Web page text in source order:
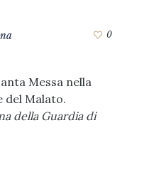
0
Messa nella
del Malato.
della Guardia di